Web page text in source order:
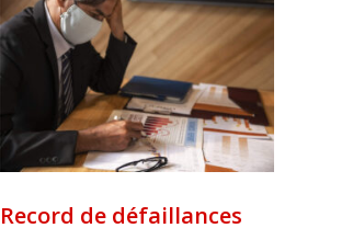
Record de défaillances